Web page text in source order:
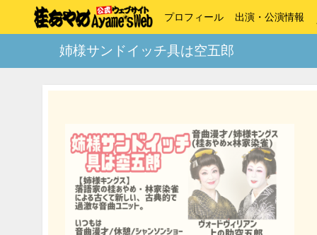
プロフィール 出演・公演情報
姉様サンドイッチ具は空五郎